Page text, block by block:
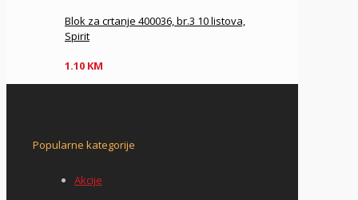
Blok za crtanje 400036, br.3 10 listova,
Spirit
1.10 KM
Popularne kategorije
Akcije